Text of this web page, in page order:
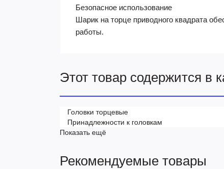
Безопасное использование
Шарик на торце приводного квадрата
работы.
Этот товар содержится в
Головки торцевые
Принадлежности к головкам
Показать ещё
Рекомендуемые товары